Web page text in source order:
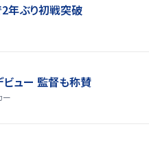
年ぶり初戦突破
ュー 監督も称賛
ー